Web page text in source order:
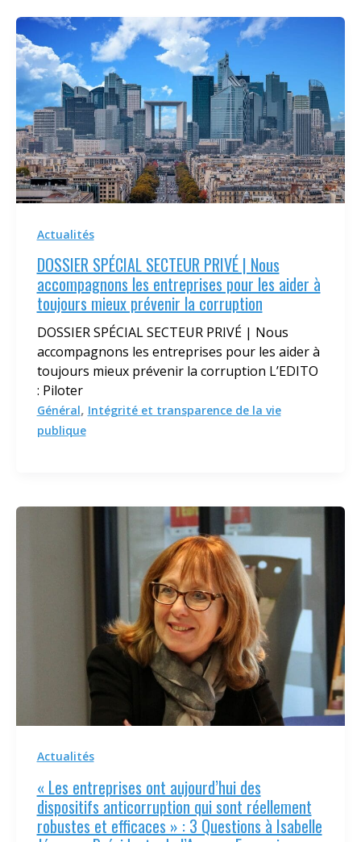
Actualités
DOSSIER SPÉCIAL SECTEUR PRIVÉ | Nous
accompagnons les entreprises pour les aider à
toujours mieux prévenir la corruption
DOSSIER SPÉCIAL SECTEUR PRIVÉ | Nous
accompagnons les entreprises pour les aider à
toujours mieux prévenir la corruption L’EDITO
: Piloter
Général, Intégrité et transparence de la vie
publique
Actualités
« Les entreprises ont aujourd’hui des
dispositifs anticorruption qui sont réellement
robustes et efficaces » : 3 Questions à Isabelle